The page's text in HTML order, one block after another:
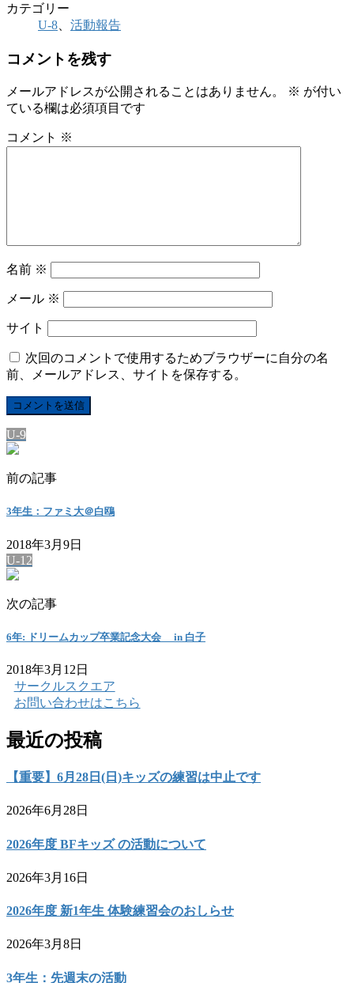
カテゴリー
U-8
活動報告
コメントを残す
メールアドレスが公開されることはありません。 ※ が付い
ている欄は必須項目です
コメント ※
名前 ※
メール ※
サイト
次回のコメントで使用するためブラウザーに自分の名
前、メールアドレス、サイトを保存する。
U-9
前の記事
3年生：ファミ大＠白鴎
2018年3月9日
U-12
次の記事
6年: ドリームカップ卒業記念大会 in 白子
2018年3月12日
サークルスクエア
お問い合わせはこちら
最近の投稿
【重要】6月28日(日)キッズの練習は中止です
2026年6月28日
2026年度 BFキッズ の活動について
2026年3月16日
2026年度 新1年生 体験練習会のおしらせ
2026年3月8日
3年生：先週末の活動